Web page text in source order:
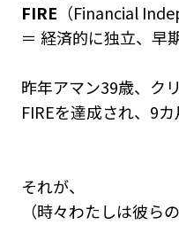
FIRE （Financial
＝ 経済的に独立、早
昨年アマン39歳、ク
FIREを達成され、9
それが、
（時々わたしは彼ら